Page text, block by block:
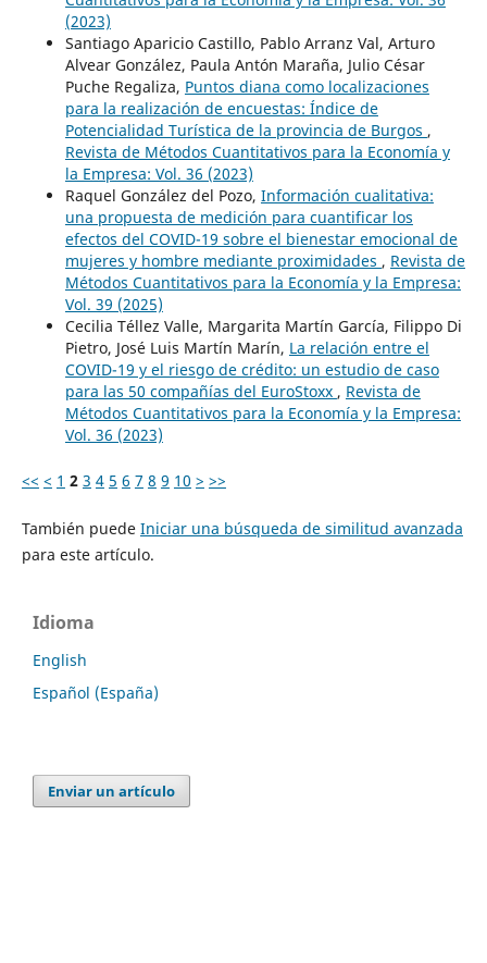
(2023)
Santiago Aparicio Castillo, Pablo Arranz Val, Arturo
Alvear González, Paula Antón Maraña, Julio César
Puche Regaliza, Puntos diana como localizaciones
para la realización de encuestas: Índice de
Potencialidad Turística de la provincia de Burgos ,
Revista de Métodos Cuantitativos para la Economía y
la Empresa: Vol. 36 (2023)
Raquel González del Pozo, Información cualitativa:
una propuesta de medición para cuantificar los
efectos del COVID-19 sobre el bienestar emocional de
mujeres y hombre mediante proximidades , Revista de
Métodos Cuantitativos para la Economía y la Empresa:
Vol. 39 (2025)
Cecilia Téllez Valle, Margarita Martín García, Filippo Di
Pietro, José Luis Martín Marín, La relación entre el
COVID-19 y el riesgo de crédito: un estudio de caso
para las 50 compañías del EuroStoxx , Revista de
Métodos Cuantitativos para la Economía y la Empresa:
Vol. 36 (2023)
<< < 1 2 3 4 5 6 7 8 9 10 > >>
También puede Iniciar una búsqueda de similitud avanzada
para este artículo.
Idioma
English
Español (España)
Enviar un artículo